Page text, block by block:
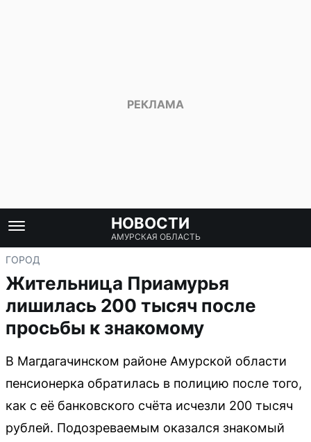
НОВОСТИ
АМУРСКАЯ ОБЛАСТЬ
ГОРОД
Жительница Приамурья
лишилась 200 тысяч после
просьбы к знакомому
В Магдагачинском районе Амурской области
пенсионерка обратилась в полицию после того,
как с её банковского счёта исчезли 200 тысяч
рублей. Подозреваемым оказался знакомый